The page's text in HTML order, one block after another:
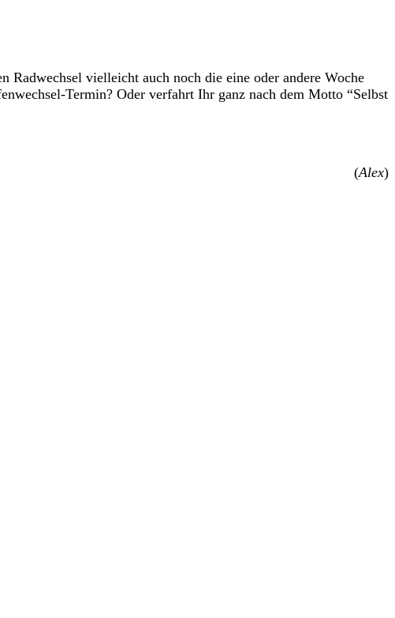
Radwechsel vielleicht auch noch die eine oder andere Woche
Termin? Oder verfahrt Ihr ganz nach dem Motto “Selbst
(Alex)